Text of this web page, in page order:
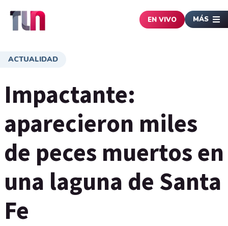
EN VIVO MÁS
ACTUALIDAD
Impactante:
aparecieron miles
de peces muertos en
una laguna de Santa
Fe